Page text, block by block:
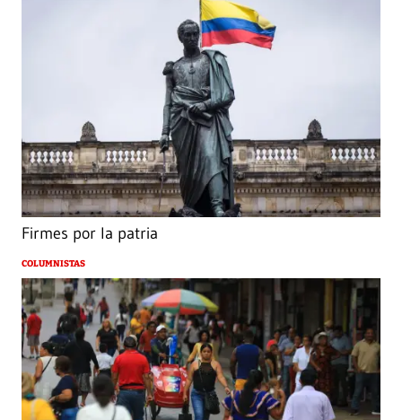
Firmes por la patria
COLUMNISTAS